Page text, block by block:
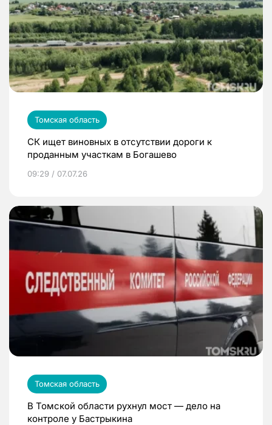
Томская область
СК ищет виновных в отсутствии дороги к
проданным участкам в Богашево
09:29 / 07.07.26
Томская область
В Томской области рухнул мост — дело на
контроле у Бастрыкина